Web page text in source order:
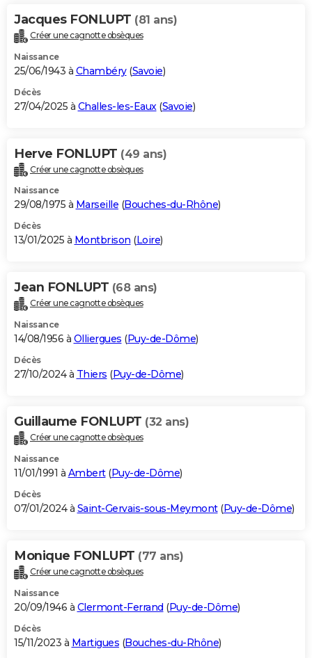
Jacques FONLUPT (81 ans)
Créer une cagnotte obsèques
Naissance
25/06/1943 à Chambéry(Savoie)
Décès
27/04/2025 à Challes-les-Eaux (Savoie)
Herve FONLUPT (49 ans)
Créer une cagnotte obsèques
Naissance
29/08/1975 à Marseille (Bouches-du-Rhône)
Décès
13/01/2025 à Montbrison (Loire)
Jean FONLUPT (68 ans)
Créer une cagnotte obsèques
Naissance
14/08/1956 à Olliergues (Puy-de-Dôme)
Décès
27/10/2024 à Thiers (Puy-de-Dôme)
Guillaume FONLUPT (32 ans)
Créer une cagnotte obsèques
Naissance
11/01/1991 à Ambert(Puy-de-Dôme)
Décès
07/01/2024 à Saint-Gervais-sous-Meymont(Puy-de-Dôme)
Monique FONLUPT (77 ans)
Créer une cagnotte obsèques
Naissance
20/09/1946 à Clermont-Ferrand (Puy-de-Dôme)
Décès
15/11/2023 à Martigues (Bouches-du-Rhône)